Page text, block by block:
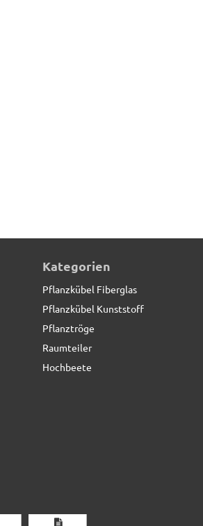
Kategorien
Pflanzkübel Fiberglas
Pflanzkübel Kunststoff
Pflanztröge
Raumteiler
Hochbeete